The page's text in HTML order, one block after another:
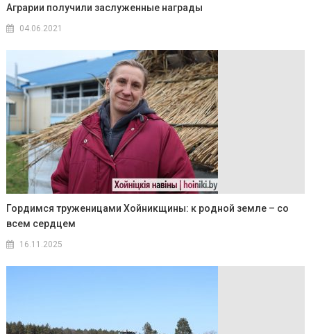
Аграрии получили заслуженные награды
04.06.2021
Гордимся труженицами Хойникщины: к родной земле – со
всем сердцем
16.11.2025